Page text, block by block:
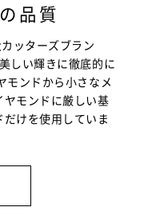
品質
ッターズブラン
しい輝きに徹底的に
モンドから小さなメ
ヤモンドに厳しい基
けを使用していま